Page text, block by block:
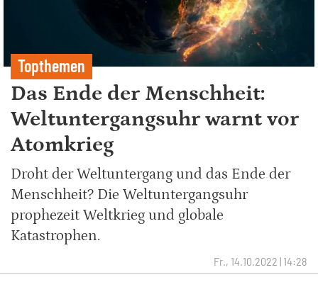
Topthemen
Das Ende der Menschheit:
Weltuntergangsuhr warnt vor
Atomkrieg
Droht der Weltuntergang und das Ende der
Menschheit? Die Weltuntergangsuhr
prophezeit Weltkrieg und globale
Katastrophen.
Fr., 14.10.2022 | 14:28